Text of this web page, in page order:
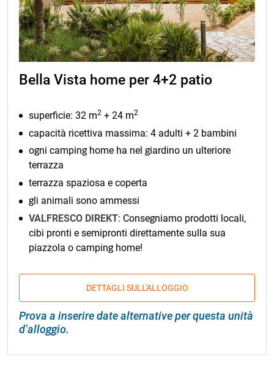
Bella Vista home per 4+2 patio
superficie: 32 m2 + 24 m2
capacità ricettiva massima: 4 adulti + 2 bambini
ogni camping home ha nel giardino un ulteriore
terrazza
terrazza spaziosa e coperta
gli animali sono ammessi
VALFRESCO DIREKT: Consegniamo prodotti locali,
cibi pronti e semipronti direttamente sulla sua
piazzola o camping home!
DETTAGLI SULL'ALLOGGIO
Prova a inserire date alternative per questa unità
d’alloggio.